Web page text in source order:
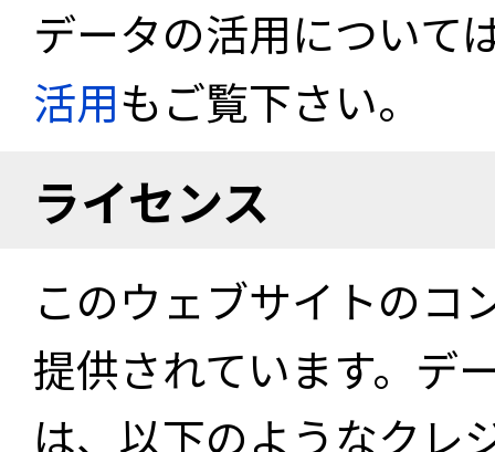
データの活用について
活用もご覧下さい。
ライセンス
このウェブサイトのコ
提供されています。デ
は、以下のようなクレ